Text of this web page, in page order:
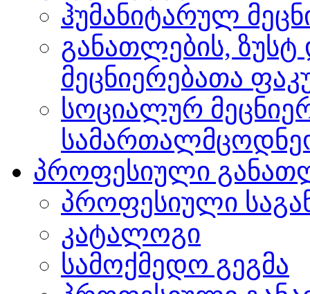
ჰუმანიტარულ
განათლების, ზუსტ
მეცნიერებათა
სოციალურ
პროფესიული
პროფესიული
კატალოგი
სამოქმედო გეგმა